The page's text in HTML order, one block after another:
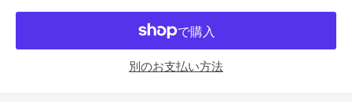
別のお支払い方法